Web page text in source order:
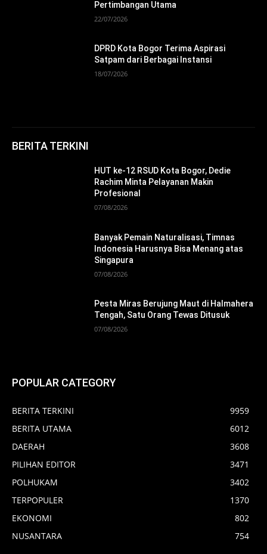
Pertimbangan Utama
22/07/2026
DPRD Kota Bogor Terima Aspirasi
Satpam dari Berbagai Instansi
18/07/2026
BERITA TERKINI
HUT ke-12 RSUD Kota Bogor, Dedie
Rachim Minta Pelayanan Makin
Profesional
07/08/2026
Banyak Pemain Naturalisasi, Timnas
Indonesia Harusnya Bisa Menang atas
Singapura
07/08/2026
Pesta Miras Berujung Maut di Halmahera
Tengah, Satu Orang Tewas Ditusuk
07/08/2026
POPULAR CATEGORY
BERITA TERKINI
9959
BERITA UTAMA
6012
DAERAH
3608
PILIHAN EDITOR
3471
POLHUKAM
3402
TERPOPULER
1370
EKONOMI
802
NUSANTARA
754